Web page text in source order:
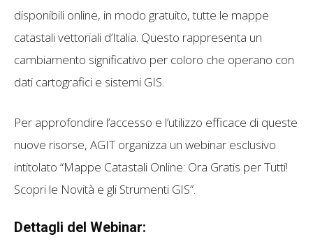
disponibili online, in modo gratuito, tutte le mappe
catastali vettoriali d’Italia. Questo rappresenta un
cambiamento significativo per coloro che operano con
dati cartografici e sistemi GIS.
Per approfondire l’accesso e l’utilizzo efficace di queste
nuove risorse, AGIT organizza un webinar esclusivo
intitolato “Mappe Catastali Online: Ora Gratis per Tutti!
Scopri le Novità e gli Strumenti GIS”.
Dettagli del Webinar: